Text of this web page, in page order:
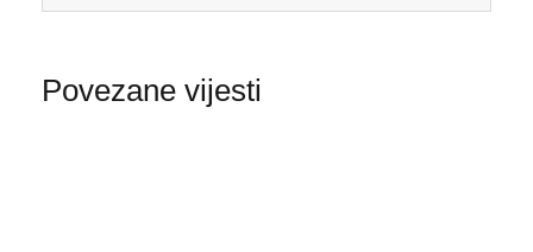
Povezane vijesti